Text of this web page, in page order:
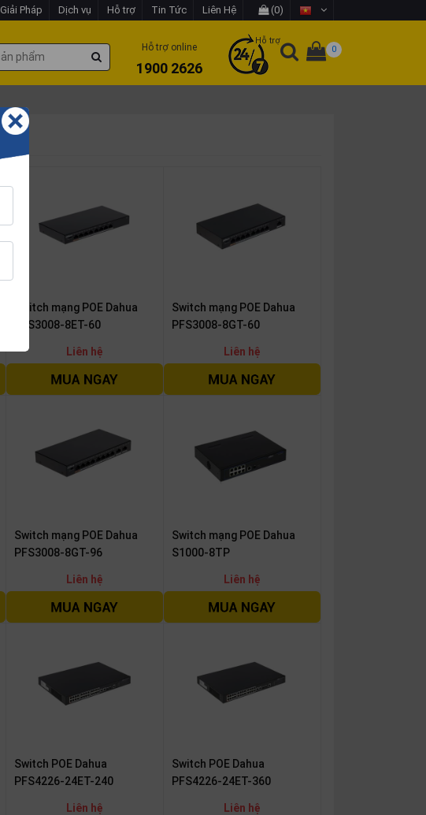
Giải Pháp Dịch vụ Hỗ trợ Tin Tức Liên Hệ (0)
Hỗ trợ online
1900 2626
Hỗ trợ
0
Switch mạng POE Dahua
PFS3008-8ET-60
Liên hệ
Switch mạng POE Dahua
PFS3008-8GT-60
Liên hệ
Switch mạng POE Dahua
PFS3008-8GT-96
Liên hệ
Switch mạng POE Dahua
S1000-8TP
Liên hệ
Switch POE Dahua
PFS4226-24ET-240
Liên hệ
Switch POE Dahua
PFS4226-24ET-360
Liên hệ